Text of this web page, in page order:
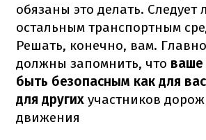
обязаны это делать. Следует
остальным транспортным
Решать, конечно, вам.
должны запомнить, что
быть безопасным как для
для других участников
движения